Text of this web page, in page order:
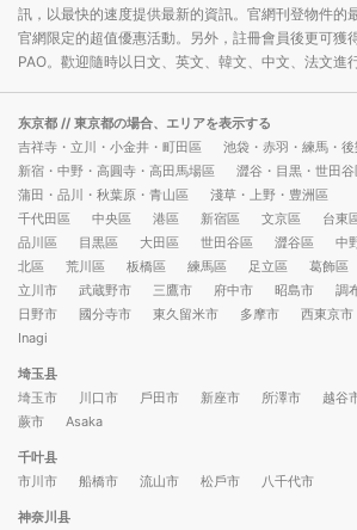
訊，以最快的速度提供最新的資訊。官網刊登物件的
官網限定的超值優惠活動。另外，註冊會員後更可獲
PAO。歡迎隨時以日文、英文、韓文、中文、法文進
东京都 // 東京都の場合、エリアを表示する
吉祥寺・立川・小金井・町田區
池袋・赤羽・練馬・
新宿・中野・高圓寺・高田馬場區
澀谷・目黒・世田
蒲田・品川・秋葉原・青山區
淺草・上野・豊洲區
千代田區
中央區 港區 新宿區 文京區 台東
品川區
目黒區 大田區 世田谷區 澀谷區 中
北區
荒川區 板橋區 練馬區 足立區 葛飾區
立川市
武蔵野市 三鷹市 府中市 昭島市 調
日野市
國分寺市 東久留米市 多摩市 西東京市
Inagi
埼玉县
埼玉市
川口市 戶田市 新座市 所澤市 越谷
蕨市
Asaka
千叶县
市川市
船橋市 流山市 松戶市 八千代市
神奈川县